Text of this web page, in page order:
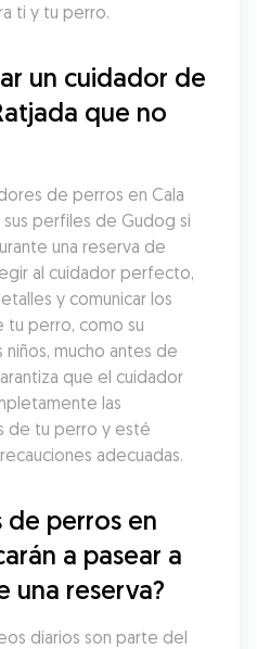
ti y tu perro.
un cuidador de
que no
de perros en Cala
perfiles de Gudog si
una reserva de
al cuidador perfecto,
y comunicar los
tu perro, como su
mucho antes de
que el cuidador
las
de tu perro y esté
adecuadas.
de perros en
a pasear a
una reserva?
diarios son parte del